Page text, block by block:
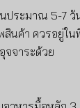
ประมาณ 5-7
นค้า ควรอยู่ใ
จจาระด้วย